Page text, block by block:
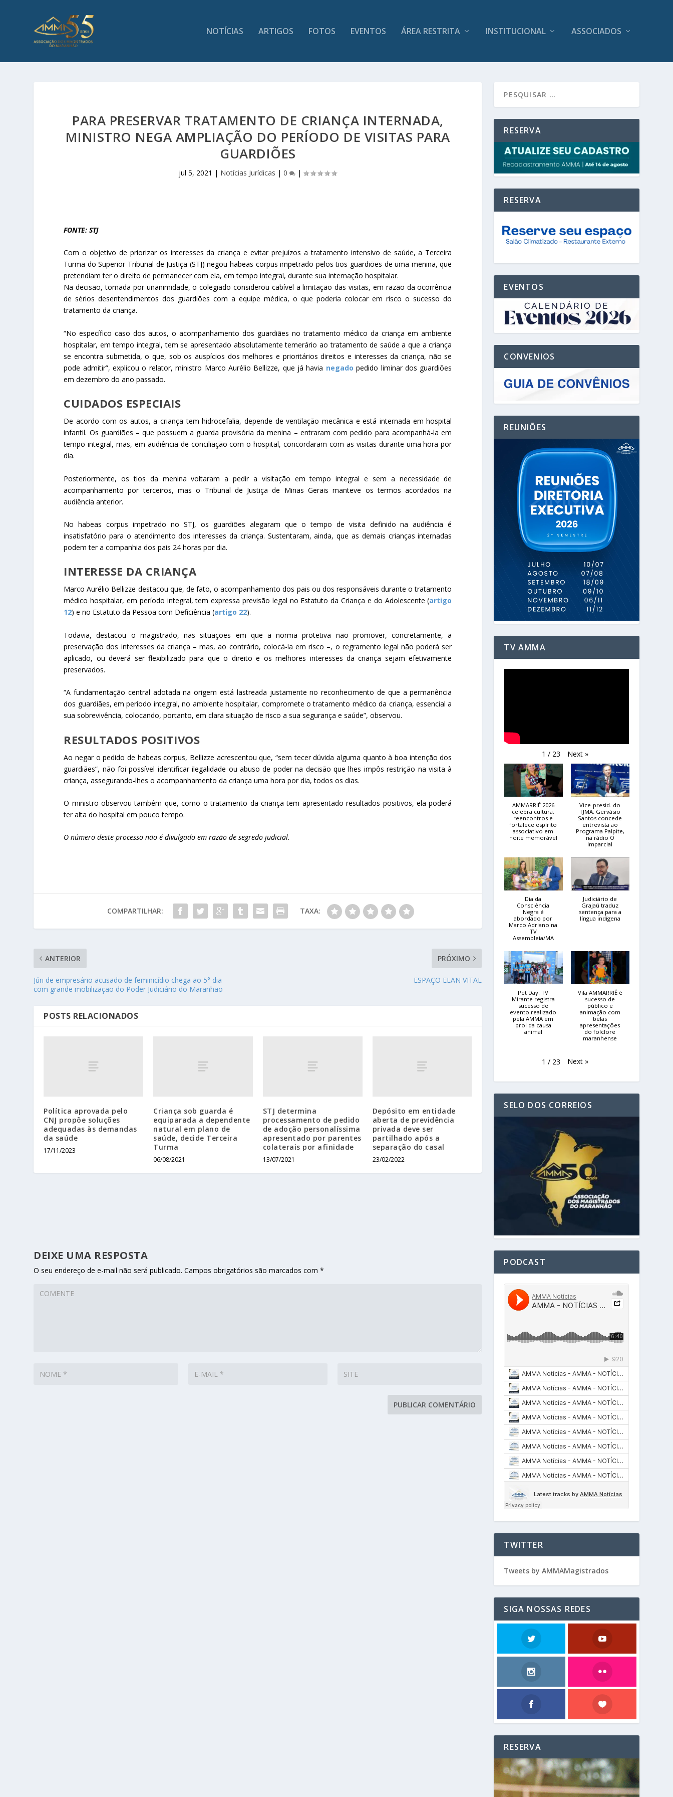
NOTÍCIAS ARTIGOS FOTOS EVENTOS ÁREA RESTRITA INSTITUCIONAL ASSOCIADOS
PARA PRESERVAR TRATAMENTO DE CRIANÇA INTERNADA,
MINISTRO NEGA AMPLIAÇÃO DO PERÍODO DE VISITAS PARA
GUARDIÕES
jul 5, 2021 | Notícias Jurídicas |0 |
FONTE: STJ
Com o objetivo de priorizar os interesses da criança e evitar prejuízos a tratamento intensivo de saúde, a Terceira
Turma do Superior Tribunal de Justiça (STJ) negou habeas corpus impetrado pelos tios guardiões de uma menina, que
pretendiam ter o direito de permanecer com ela, em tempo integral, durante sua internação hospitalar.
Na decisão, tomada por unanimidade, o colegiado considerou cabível a limitação das visitas, em razão da ocorrência
de sérios desentendimentos dos guardiões com a equipe médica, o que poderia colocar em risco o sucesso do
tratamento da criança.
“No específico caso dos autos, o acompanhamento dos guardiães no tratamento médico da criança em ambiente
hospitalar, em tempo integral, tem se apresentado absolutamente temerário ao tratamento de saúde a que a criança
se encontra submetida, o que, sob os auspícios dos melhores e prioritários direitos e interesses da criança, não se
pode admitir”, explicou o relator, ministro Marco Aurélio Bellizze, que já havia negado pedido liminar dos guardiões
em dezembro do ano passado.
CUIDADOS ESPECIAIS
De acordo com os autos, a criança tem hidrocefalia, depende de ventilação mecânica e está internada em hospital
infantil. Os guardiões – que possuem a guarda provisória da menina – entraram com pedido para acompanhá-la em
tempo integral, mas, em audiência de conciliação com o hospital, concordaram com as visitas durante uma hora por
dia.
Posteriormente, os tios da menina voltaram a pedir a visitação em tempo integral e sem a necessidade de
acompanhamento por terceiros, mas o Tribunal de Justiça de Minas Gerais manteve os termos acordados na
audiência anterior.
No habeas corpus impetrado no STJ, os guardiões alegaram que o tempo de visita definido na audiência é
insatisfatório para o atendimento dos interesses da criança. Sustentaram, ainda, que as demais crianças internadas
podem ter a companhia dos pais 24 horas por dia.
INTERESSE DA CRIANÇA
Marco Aurélio Bellizze destacou que, de fato, o acompanhamento dos pais ou dos responsáveis durante o tratamento
médico hospitalar, em período integral, tem expressa previsão legal no Estatuto da Criança e do Adolescente (artigo
12) e no Estatuto da Pessoa com Deficiência (artigo 22).
Todavia, destacou o magistrado, nas situações em que a norma protetiva não promover, concretamente, a
preservação dos interesses da criança – mas, ao contrário, colocá-la em risco –, o regramento legal não poderá ser
aplicado, ou deverá ser flexibilizado para que o direito e os melhores interesses da criança sejam efetivamente
preservados.
“A fundamentação central adotada na origem está lastreada justamente no reconhecimento de que a permanência
dos guardiães, em período integral, no ambiente hospitalar, compromete o tratamento médico da criança, essencial a
sua sobrevivência, colocando, portanto, em clara situação de risco a sua segurança e saúde”, observou.
RESULTADOS POSITIVOS
Ao negar o pedido de habeas corpus, Bellizze acrescentou que, “sem tecer dúvida alguma quanto à boa intenção dos
guardiães”, não foi possível identificar ilegalidade ou abuso de poder na decisão que lhes impôs restrição na visita à
criança, assegurando-lhes o acompanhamento da criança uma hora por dia, todos os dias.
O ministro observou também que, como o tratamento da criança tem apresentado resultados positivos, ela poderá
ter alta do hospital em pouco tempo.
O número deste processo não é divulgado em razão de segredo judicial.
COMPARTILHAR: TAXA:
ANTERIOR
Júri de empresário acusado de feminicídio chega ao 5° dia
com grande mobilização do Poder Judiciário do Maranhão
PRÓXIMO
ESPAÇO ELAN VITAL
POSTS RELACIONADOS
Política aprovada pelo
CNJ propõe soluções
adequadas às demandas
da saúde
17/11/2023
Criança sob guarda é
equiparada a dependente
natural em plano de
saúde, decide Terceira
Turma
06/08/2021
STJ determina
processamento de pedido
de adoção personalíssima
apresentado por parentes
colaterais por afinidade
13/07/2021
Depósito em entidade
aberta de previdência
privada deve ser
partilhado após a
separação do casal
23/02/2022
DEIXE UMA RESPOSTA
O seu endereço de e-mail não será publicado. Campos obrigatórios são marcados com*
RESERVA
RESERVA
EVENTOS
CONVENIOS
REUNIÕES
TV AMMA
1 / 23 Next »
AMMARRIÊ 2026
celebra cultura,
reencontros e
fortalece espírito
associativo em
noite memorável
Vice-presid. do
TJMA, Gervásio
Santos concede
entrevista ao
Programa Palpite,
na rádio O
Imparcial
Dia da
Consciência
Negra é
abordado por
Marco Adriano na
TV
Assembleia/MA
Judiciário de
Grajaú traduz
sentença para a
língua indígena
Pet Day: TV
Mirante registra
sucesso de
evento realizado
pela AMMA em
prol da causa
animal
Vila AMMARRIÊ é
sucesso de
público e
animação com
belas
apresentações
do folclore
maranhense
1 / 23 Next »
SELO DOS CORREIOS
PODCAST
TWITTER
Tweets by AMMAMagistrados
SIGA NOSSAS REDES
RESERVA